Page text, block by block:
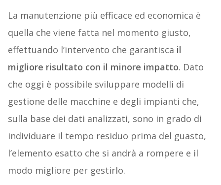
La manutenzione più efficace ed economica è
quella che viene fatta nel momento giusto,
effettuando l’intervento che garantisca il
migliore risultato con il minore impatto. Dato
che oggi è possibile sviluppare modelli di
gestione delle macchine e degli impianti che,
sulla base dei dati analizzati, sono in grado di
individuare il tempo residuo prima del guasto,
l’elemento esatto che si andrà a rompere e il
modo migliore per gestirlo.